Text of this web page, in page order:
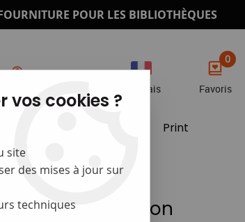
POUR LES BIBLIOTHÈQUES
Français
0
Favoris
Print
de signalisation
vos cookies ?
site
des mises à jour sur
techniques